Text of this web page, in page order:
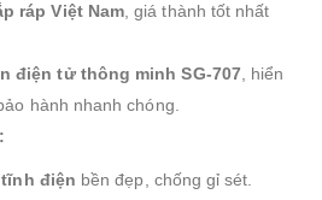
ráp Việt Nam, giá thành tốt nhất
điện tử thông minh SG-707, hiển
hành nhanh chóng.
điện bền đẹp, chống gỉ sét.